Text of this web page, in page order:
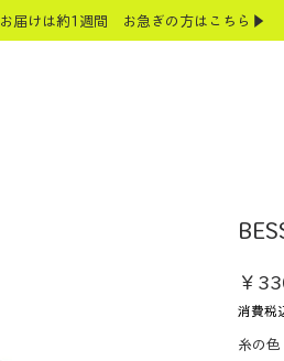
お届けは約1週間 お急ぎの方はこちら▶
￥
消費税
糸の色